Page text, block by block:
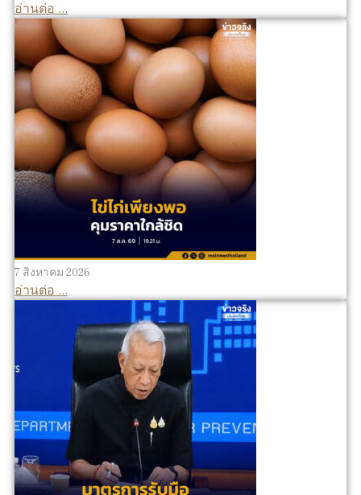
อ่านต่อ ...
7 สิงหาคม 2026
อ่านต่อ ...